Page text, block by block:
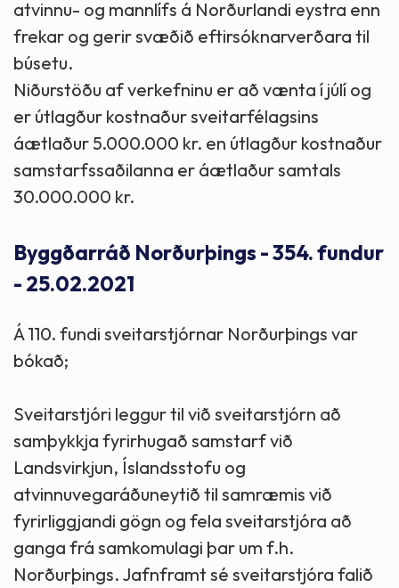
atvinnu- og mannlífs á Norðurlandi eystra enn
frekar og gerir svæðið eftirsóknarverðara til
búsetu.
Niðurstöðu af verkefninu er að vænta í júlí og
er útlagður kostnaður sveitarfélagsins
áætlaður 5.000.000 kr. en útlagður kostnaður
samstarfssaðilanna er áætlaður samtals
30.000.000 kr.
Byggðarráð Norðurþings - 354. fundur
- 25.02.2021
Á 110. fundi sveitarstjórnar Norðurþings var
bókað;
Sveitarstjóri leggur til við sveitarstjórn að
samþykkja fyrirhugað samstarf við
Landsvirkjun, Íslandsstofu og
atvinnuvegaráðuneytið til samræmis við
fyrirliggjandi gögn og fela sveitarstjóra að
ganga frá samkomulagi þar um f.h.
Norðurþings. Jafnframt sé sveitarstjóra falið